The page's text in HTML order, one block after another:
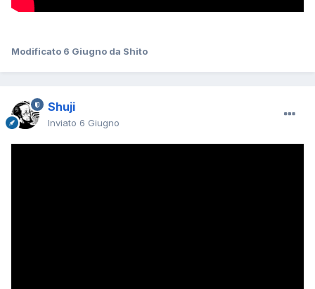
Modificato 6 Giugno da Shito
Shuji
Inviato 6 Giugno